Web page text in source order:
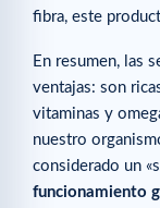
fibra, este
En resumen, las
ventajas: son
vitaminas y
nuestro
considerado un
funcionamiento